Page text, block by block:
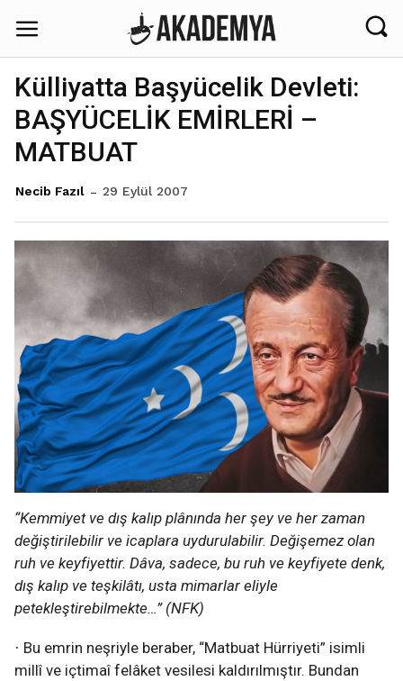
Külliyatta Başyücelik Devleti:
BAŞYÜCELİK EMİRLERİ –
MATBUAT
Necib Fazıl 29 Eylül 2007
“Kemmiyet ve dış kalıp plânında her şey ve her zaman
değiştirilebilir ve icaplara uydurulabilir. Değişemez olan
ruh ve keyfiyettir. Dâva, sadece, bu ruh ve keyfiyete denk,
dış kalıp ve teşkilâtı, usta mimarlar eliyle
petekleştirebilmekte…” (NFK)
· Bu emrin neşriyle beraber, “Matbuat Hürriyeti” isimli
millî ve içtimaî felâket vesilesi kaldırılmıştır. Bundan